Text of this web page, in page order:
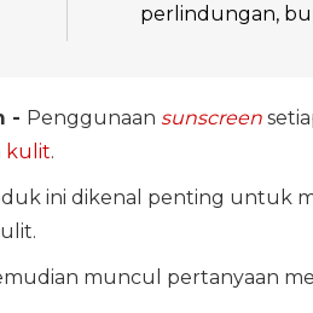
perlindungan,
- Penggunaan sunscreen
kulit.
ini dikenal penting untuk
muncul pertanyaan